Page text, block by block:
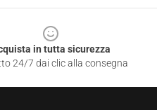
in tutta sicurezza
24/7 dai clic alla consegna